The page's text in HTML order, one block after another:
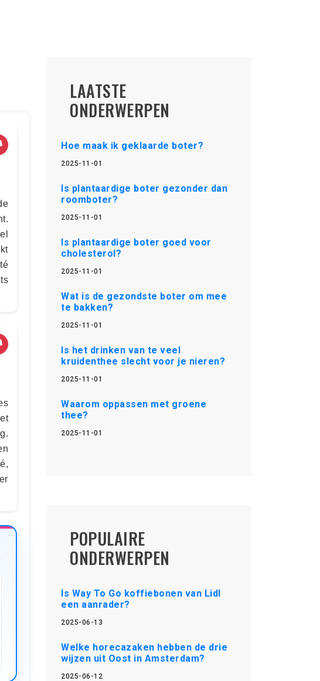
LAATSTE
ONDERWERPEN
Hoe maak ik geklaarde boter?
2025-11-01
Is plantaardige boter gezonder dan
roomboter?
2025-11-01
Is plantaardige boter goed voor
cholesterol?
2025-11-01
Wat is de gezondste boter om mee
te bakken?
2025-11-01
Is het drinken van te veel
kruidenthee slecht voor je nieren?
2025-11-01
Waarom oppassen met groene
thee?
2025-11-01
POPULAIRE
ONDERWERPEN
Is Way To Go koffiebonen van Lidl
een aanrader?
2025-06-13
Welke horecazaken hebben de drie
wijzen uit Oost in Amsterdam?
2025-06-12